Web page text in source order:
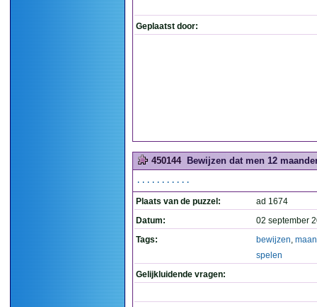
Geplaatst door:
450144 Bewijzen dat men 12
...........
Plaats van de puzzel:
ad 1674
Datum:
02 september
Tags:
bewijzen,
spelen
Gelijkluidende vragen: